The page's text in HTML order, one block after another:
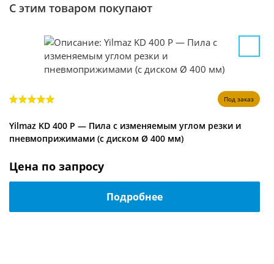
С этим товаром покупают
Под заказ
Yilmaz KD 400 P — Пила с изменяемым углом резки и
пневмоприжимами (с диском Ø 400 мм)
Цена по запросу
Подробнее